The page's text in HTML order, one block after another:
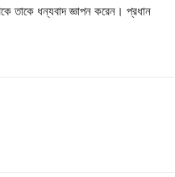
তাকে ধন্যবাদ জ্ঞাপন করেন। প্রধান